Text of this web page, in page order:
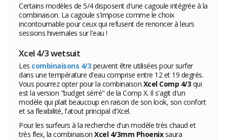
Certains modèles de 5/4 disposent d'une cagoule intégrée à la
combinaison. La cagoule s'impose comme le choix
incontournable pour ceux qui refusent de renoncer à leurs
sessions hivernales sur l'eau !
Xcel 4/3 wetsuit
Les combinaisons 4/3 peuvent être utilisées pour surfer
dans une température d'eau comprise entre 12 et 19 degrés.
Vous pourrez opter pour la combinaison Xcel Comp 4/3 qui
est la version "budget sérré" de la Comp X. Il s'agit d'un
modèle qui plait beaucoup en raison de son look, son confort
et sa flexibilité, l'atout principal d'Xcel.
Pour les surfeurs à la recherche d'un modèle très chaud et
très flex, la combinaison Xcel 4/3mm Phoenixsaura